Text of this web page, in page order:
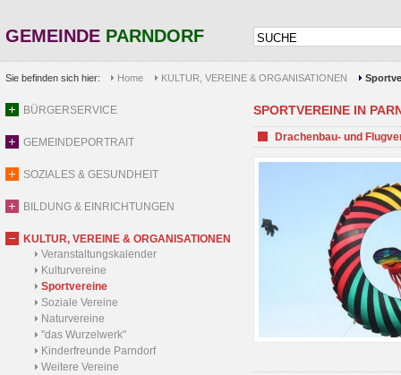
GEMEINDE PARNDORF
Sie befinden sich hier: Home KULTUR, VEREINE & ORGANISATIONEN
BÜRGERSERVICE
GEMEINDEPORTRAIT
SOZIALES & GESUNDHEIT
BILDUNG & EINRICHTUNGEN
KULTUR, VEREINE & ORGANISATIONEN
Veranstaltungskalender
Kulturvereine
Sportvereine
Soziale Vereine
Naturvereine
"das Wurzelwerk"
Kinderfreunde Parndorf
Weitere Vereine
SPORTVEREINE IN
Drachenbau- und